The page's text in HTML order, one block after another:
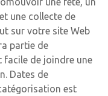
une collecte de
sur votre site Web
partie de
facile de joindre une
Dates de
est